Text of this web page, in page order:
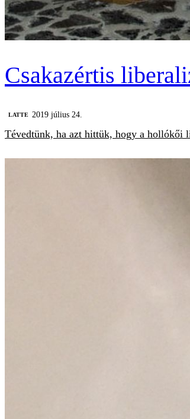
Csakazértis
LATTE 2019 július 24.
Tévedtünk, ha azt hittük, hogy a hollókői